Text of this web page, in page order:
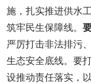
施，扎实推进供水
筑牢民生保障线。
严厉打击非法排污
生态安全底线。要
设推动责任落实，